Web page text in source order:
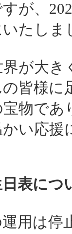
が、
たしま
が大
皆様
物で
い応
日表に
用は停